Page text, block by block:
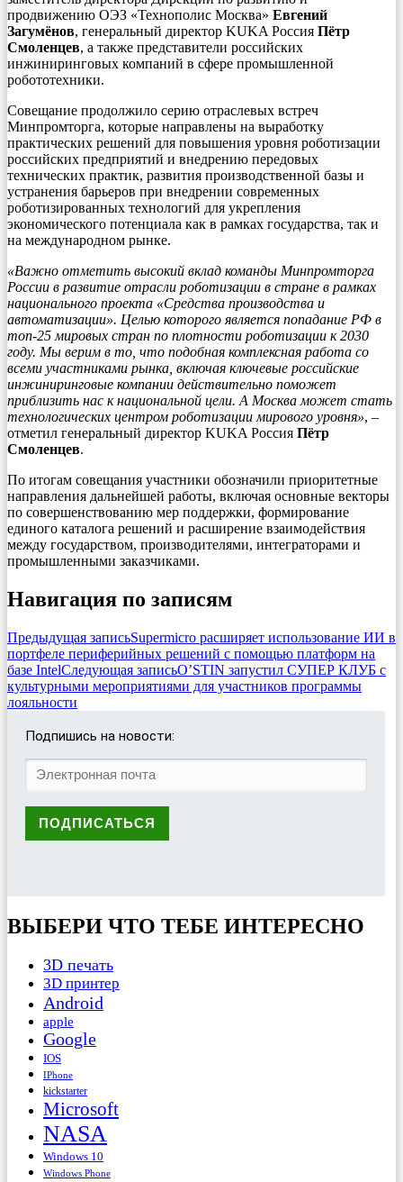
продвижению ОЭЗ «Технополис Москва» Евгений
Загумёнов, генеральный директор KUKA Россия Пётр
Смоленцев, а также представители российских
инжиниринговых компаний в сфере промышленной
робототехники.
Совещание продолжило серию отраслевых встреч
Минпромторга, которые направлены на выработку
практических решений для повышения уровня роботизации
российских предприятий и внедрению передовых
технических практик, развития производственной базы и
устранения барьеров при внедрении современных
роботизированных технологий для укрепления
экономического потенциала как в рамках государства, так и
на международном рынке.
«Важно отметить высокий вклад команды Минпромторга
России в развитие отрасли роботизации в стране в рамках
национального проекта «Средства производства и
автоматизации». Целью которого является попадание РФ в
топ-25 мировых стран по плотности роботизации к 2030
году. Мы верим в то, что подобная комплексная работа со
всеми участниками рынка, включая ключевые российские
инжиниринговые компании действительно поможет
приблизить нас к национальной цели. А Москва может стать
технологических центром роботизации мирового уровня», –
отметил генеральный директор KUKA Россия Пётр
Смоленцев.
По итогам совещания участники обозначили приоритетные
направления дальнейшей работы, включая основные векторы
по совершенствованию мер поддержки, формирование
единого каталога решений и расширение взаимодействия
между государством, производителями, интеграторами и
промышленными заказчиками.
Навигация по записям
Предыдущая записьSupermicro расширяет использование ИИ в
портфеле периферийных решений с помощью платформ на
базе IntelСледующая записьO’STIN запустил СУПЕР КЛУБ с
культурными мероприятиями для участников программы
лояльности
Подпишись на новости:
ВЫБЕРИ ЧТО ТЕБЕ ИНТЕРЕСНО
3D печать
3D принтер
Android
apple
Google
IOS
IPhone
kickstarter
Microsoft
NASA
Windows 10
Windows Phone